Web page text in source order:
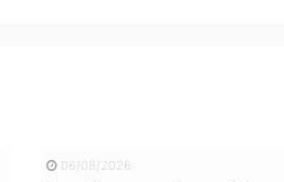
06/08/2026